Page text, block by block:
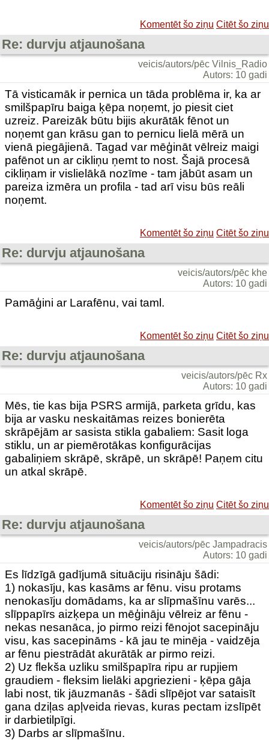
Komentēt šo ziņu Citēt šo ziņu
Re: durvju atjaunošana
veicis/autors/pēc Vilnis_Radio
Autors: 10 gadi
Tā visticamāk ir pernica un tāda problēma ir, ka ar
smilšpapīru baiga ķēpa noņemt, jo piesit ciet
uzreiz. Pareizāk būtu bijis akurātāk fēnot un
noņemt gan krāsu gan to pernicu lielā mērā un
vienā piegājienā. Tagad var mēģināt vēlreiz maigi
pafēnot un ar cikliņu ņemt to nost. Šajā procesā
cikliņam ir vislielākā nozīme - tam jābūt asam un
pareiza izmēra un profila - tad arī visu būs reāli
noņemt.
Komentēt šo ziņu Citēt šo ziņu
Re: durvju atjaunošana
veicis/autors/pēc khe
Autors: 10 gadi
Pamāģini ar Larafēnu, vai taml.
Komentēt šo ziņu Citēt šo ziņu
Re: durvju atjaunošana
veicis/autors/pēc Rx
Autors: 10 gadi
Mēs, tie kas bija PSRS armijā, parketa grīdu, kas
bija ar vasku neskaitāmas reizes bonierēta
skrāpējām ar sasista stikla gabaliem: Sasit loga
stiklu, un ar piemērotākas konfigurācijas
gabaliņiem skrāpē, skrāpē, un skrāpē! Paņem citu
un atkal skrāpē.
Komentēt šo ziņu Citēt šo ziņu
Re: durvju atjaunošana
veicis/autors/pēc Jampadracis
Autors: 10 gadi
Es līdzīgā gadījumā situāciju risināju šādi:
1) nokasīju, kas kasāms ar fēnu. visu protams
nenokasīju domādams, ka ar slīpmašīnu varēs...
slīppapīrs aizķepa un mēģināju vēlreiz ar fēnu -
nekas nesanāca, jo pirmo reizi fēnojot sacepināju
visu, kas sacepināms - kā jau te minēja - vaidzēja
ar fēnu piestrādāt akurātāk ar pirmo reizi.
2) Uz flekša uzliku smilšpapīra ripu ar rupjiem
graudiem - fleksim lielāki apgriezieni - ķēpa gāja
labi nost, tik jāuzmanās - šādi slīpējot var sataisīt
gana dziļas apļveida rievas, kuras pectam izslīpēt
ir darbietilpīgi.
3) Darbs ar slīpmašīnu.